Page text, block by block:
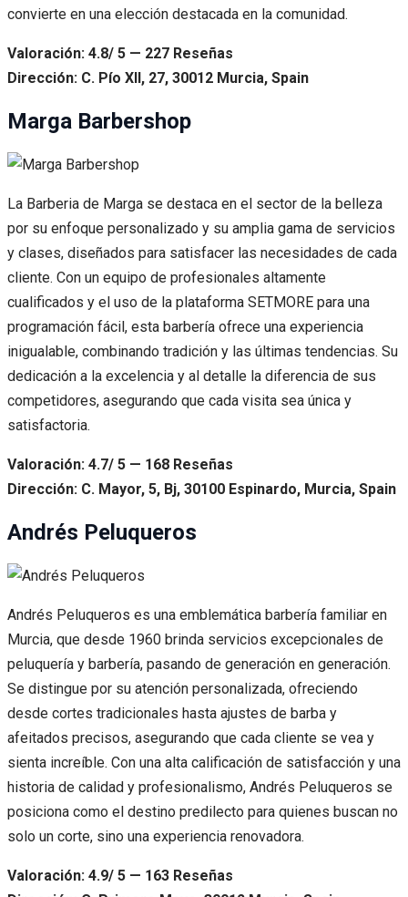
convierte en una elección destacada en la comunidad.
Valoración: 4.8/ 5 — 227 Reseñas
Dirección: C. Pío XII, 27, 30012 Murcia, Spain
Marga Barbershop
La Barberia de Marga se destaca en el sector de la belleza
por su enfoque personalizado y su amplia gama de servicios
y clases, diseñados para satisfacer las necesidades de cada
cliente. Con un equipo de profesionales altamente
cualificados y el uso de la plataforma SETMORE para una
programación fácil, esta barbería ofrece una experiencia
inigualable, combinando tradición y las últimas tendencias. Su
dedicación a la excelencia y al detalle la diferencia de sus
competidores, asegurando que cada visita sea única y
satisfactoria.
Valoración: 4.7/ 5 — 168 Reseñas
Dirección: C. Mayor, 5, Bj, 30100 Espinardo, Murcia, Spain
Andrés Peluqueros
Andrés Peluqueros es una emblemática barbería familiar en
Murcia, que desde 1960 brinda servicios excepcionales de
peluquería y barbería, pasando de generación en generación.
Se distingue por su atención personalizada, ofreciendo
desde cortes tradicionales hasta ajustes de barba y
afeitados precisos, asegurando que cada cliente se vea y
sienta increíble. Con una alta calificación de satisfacción y una
historia de calidad y profesionalismo, Andrés Peluqueros se
posiciona como el destino predilecto para quienes buscan no
solo un corte, sino una experiencia renovadora.
Valoración: 4.9/ 5 — 163 Reseñas